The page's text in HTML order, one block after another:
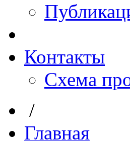
Контакты
Схема
/
Главная